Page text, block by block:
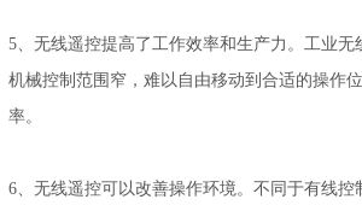
5、无线遥控提高了工作效率和生产力。工业无
机械控制范围窄，难以自由移动到合适的操作
率。
6、无线遥控可以改善操作环境。不同于有线控